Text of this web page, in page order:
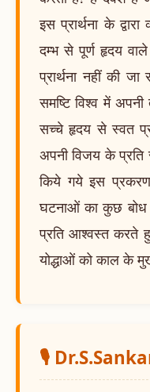
इस प्रार्थना के
दम्भ से पूर्ण हृदय वाले
प्रार्थना नहीं की
समष्टि विश्व में
सच्चे हृदय से स्वत
अपनी विजय के
किये गये इस प्रकरण
घटनाओं का कुछ बोध
प्रति आश्वस्त करते
योद्धाओं को काल के
🎙️